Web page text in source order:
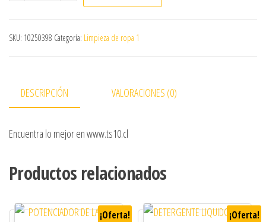
SKU: 10250398 Categoría: Limpieza de ropa 1
DESCRIPCIÓN VALORACIONES (0)
Encuentra lo mejor en www.ts10.cl
Productos relacionados
¡Oferta! ¡Oferta!